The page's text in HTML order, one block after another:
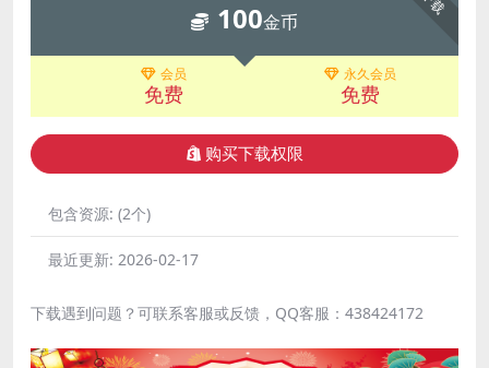
100金币
会员
免费
永久会员
免费
购买下载权限
包含资源: (2个)
最近更新: 2026-02-17
下载遇到问题？可联系客服或反馈，QQ客服：438424172